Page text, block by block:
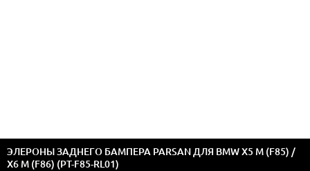
ЭЛЕРОНЫ ЗАДНЕГО БАМПЕРА PARSAN ДЛЯ BMW X5 M (F85) /
X6 M (F86) (PT-F85-RL01)